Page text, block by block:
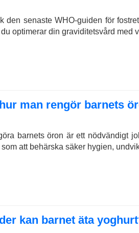
den senaste WHO-guiden för
optimerar din graviditetsvård med
man rengör barnets
barnets öron är ett nödvändigt
som att behärska säker hygien,
kan barnet äta